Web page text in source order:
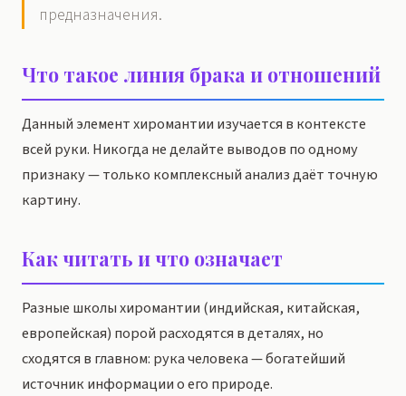
предназначения.
Что такое линия брака и отношений
Данный элемент хиромантии изучается в контексте
всей руки. Никогда не делайте выводов по одному
признаку — только комплексный анализ даёт точную
картину.
Как читать и что означает
Разные школы хиромантии (индийская, китайская,
европейская) порой расходятся в деталях, но
сходятся в главном: рука человека — богатейший
источник информации о его природе.